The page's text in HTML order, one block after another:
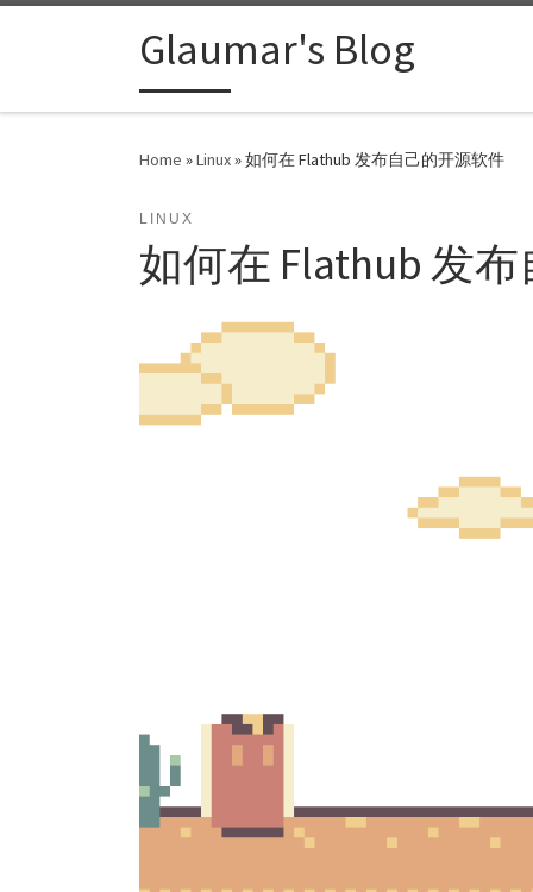
Skip to contentGlaumar's Blog
Home »Linux»如何在 Flathub 发布自己的开源软件
LINUX
如何在 Flathub 发